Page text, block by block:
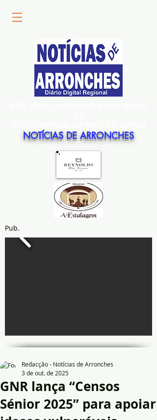
NOTÍCIAS DE ARRONCHES
Pub.
GNR lança “Censos
Sénior 2025” para apoiar
Redacção - Notícias de Arronches
3 de out. de 2025